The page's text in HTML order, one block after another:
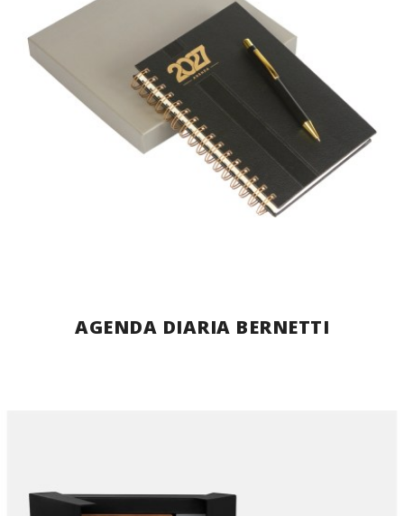
AGENDA DIARIA BERNETTI